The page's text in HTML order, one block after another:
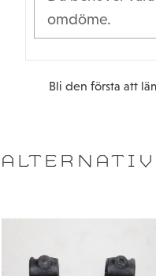
Bli den första att